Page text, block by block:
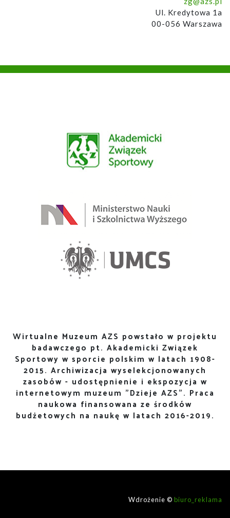
Ul. Kredytowa 1a
00-056 Warszawa
Wirtualne Muzeum AZS powstało w projektu
badawczego pt. Akademicki Związek
Sportowy w sporcie polskim w latach 1908-
2015. Archiwizacja wyselekcjonowanych
zasobów - udostępnienie i ekspozycja w
internetowym muzeum "Dzieje AZS". Praca
naukowa finansowana ze środków
budżetowych na naukę w latach 2016-2019.
Wdrożenie © biuro_reklama